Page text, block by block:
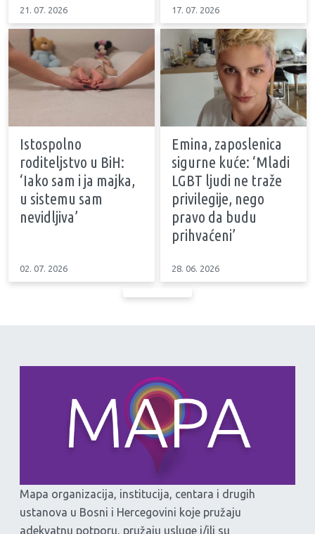
21. 07. 2026 17. 07. 2026
Istospolno
roditeljstvo u BiH:
‘Iako sam i ja majka,
u sistemu sam
nevidljiva’
02. 07. 2026
Emina, zaposlenica
sigurne kuće: ‘Mladi
LGBT ljudi ne traže
privilegije, nego
pravo da budu
prihvaćeni’
28. 06. 2026
Mapa organizacija, institucija, centara i drugih
ustanova u Bosni i Hercegovini koje pružaju
adekvatnu potporu, pružaju usluge i/ili su